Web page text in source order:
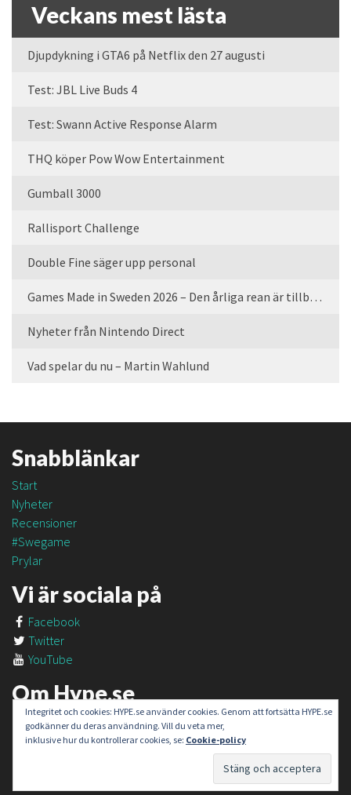
Veckans mest lästa
Djupdykning i GTA6 på Netflix den 27 augusti
Test: JBL Live Buds 4
Test: Swann Active Response Alarm
THQ köper Pow Wow Entertainment
Gumball 3000
Rallisport Challenge
Double Fine säger upp personal
Games Made in Sweden 2026 – Den årliga rean är tillbaka
Nyheter från Nintendo Direct
Vad spelar du nu – Martin Wahlund
Snabblänkar
Start
Nyheter
Recensioner
#Swegame
Prylar
Vi är sociala på
Facebook
Twitter
YouTube
Om Hype.se
Om oss
Om #SweGame
Integritet och cookies: HYPE.se använder cookies. Genom att fortsätta HYPE.se
godkänner du deras användning. Vill du veta mer,
inklusive hur du kontrollerar cookies, se: Cookie-policy